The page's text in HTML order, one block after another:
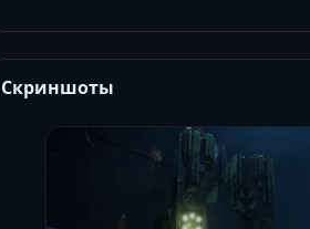
Скриншоты